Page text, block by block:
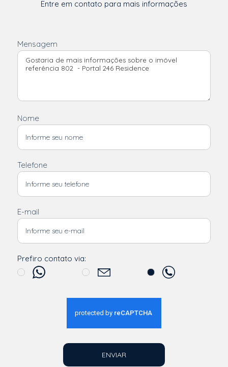
Entre em contato para mais informações
Mensagem
Nome
Telefone
E-mail
Prefiro contato via:
ENVIAR